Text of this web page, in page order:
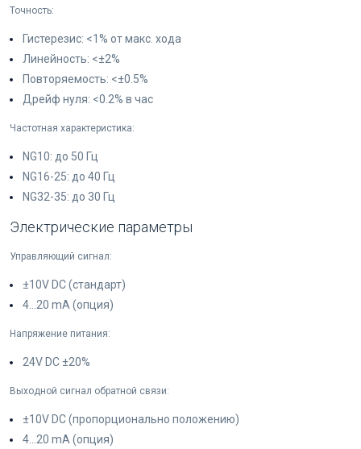
Точность:
Гистерезис: <1% от макс. хода
Линейность: <±2%
Повторяемость: <±0.5%
Дрейф нуля: <0.2% в час
Частотная характеристика:
NG10: до 50 Гц
NG16-25: до 40 Гц
NG32-35: до 30 Гц
Электрические параметры
Управляющий сигнал:
±10V DC (стандарт)
4...20 mA (опция)
Напряжение питания:
24V DC ±20%
Выходной сигнал обратной связи:
±10V DC (пропорционально положению)
4...20 mA (опция)